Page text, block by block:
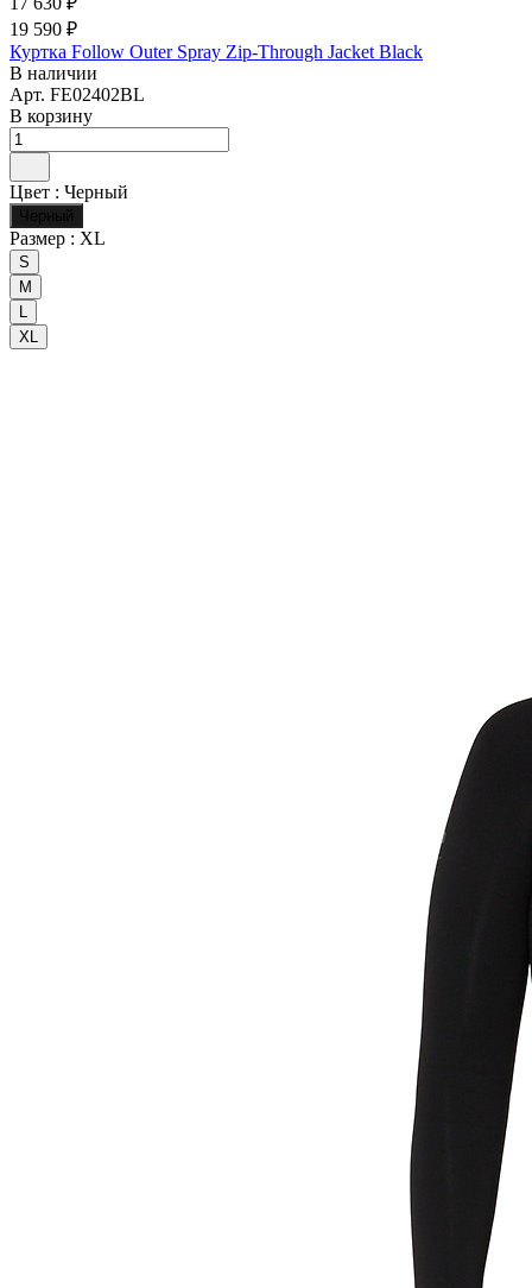
19 590 ₽
Куртка Follow Outer Spray Zip-Through Jacket Black
В наличии
Арт. FE02402BL
В корзину
Цвет : Черный
Черный
Размер : XL
S
M
XL